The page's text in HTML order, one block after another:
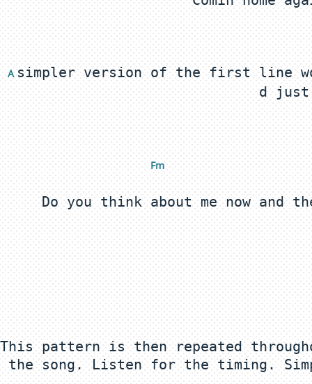
A simpler version of the first line
Fm
This pattern is then repeated
the song. Listen for the timing.